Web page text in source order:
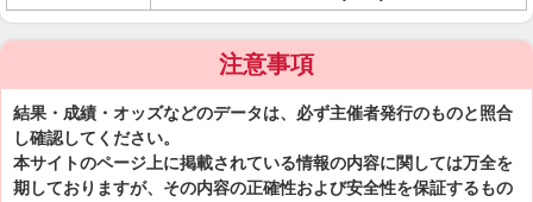
注意事項
結果・成績・オッズなどのデータは、必ず主催者発行のものと照合
し確認してください。
本サイトのページ上に掲載されている情報の内容に関しては万全を
期しておりますが、その内容の正確性および安全性を保証するもの